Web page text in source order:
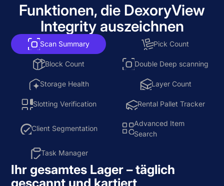
Funktionen, die DexoryView
Integrity auszeichnen
Scan Summary Pick Count
Block Count Double Deep scanning
Storage Health Layer Count
Slotting Verification Rental Pallet Tracker
Client Segmentation
Advanced Item
Search
Task Manager
Ihr gesamtes Lager – täglich
gescannt und kartiert